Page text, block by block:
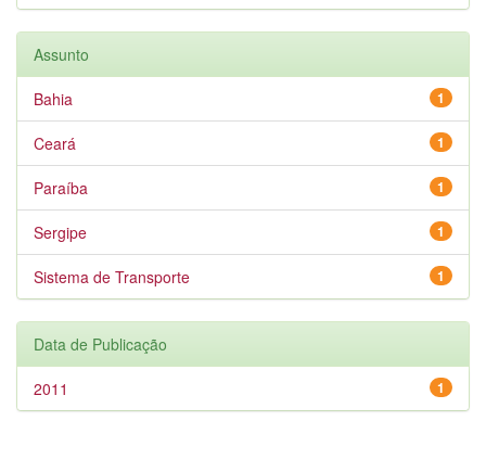
Assunto
1
Bahia
1
Ceará
1
Paraíba
1
Sergipe
1
Sistema de Transporte
Data de Publicação
1
2011